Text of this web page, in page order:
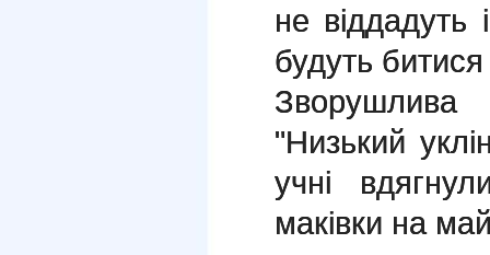
не віддадуть
будуть битися
"Низький
учні
маківки на